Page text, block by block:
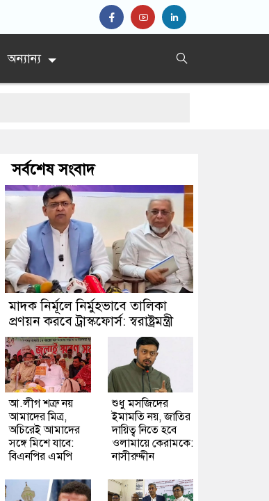
অন্যান্য
সর্বশেষ সংবাদ
মাদক নির্মূলে নির্মুহভাবে তালিকা
প্রণয়ন করবে ট্রাস্কফোর্স: স্বরাষ্ট্রমন্ত্রী
আ.লীগ শত্রু নয়
আমাদের মিত্র,
অচিরেই আমাদের
সঙ্গে মিশে যাবে:
বিএনপির এমপি
শুধু মসজিদের
ইমামতি নয়, জাতির
দায়িত্ব নিতে হবে
ওলামায়ে কেরামকে:
নাসীরুদ্দীন